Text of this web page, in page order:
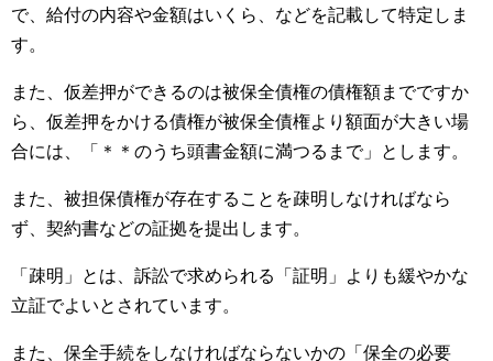
で、給付の内容や金額はいくら、などを記載して特定しま
す。
また、仮差押ができるのは被保全債権の債権額までですか
ら、仮差押をかける債権が被保全債権より額面が大きい場
合には、「＊＊のうち頭書金額に満つるまで」とします。
また、被担保債権が存在することを疎明しなければなら
ず、契約書などの証拠を提出します。
「疎明」とは、訴訟で求められる「証明」よりも緩やかな
立証でよいとされています。
また、保全手続をしなければならないかの「保全の必要